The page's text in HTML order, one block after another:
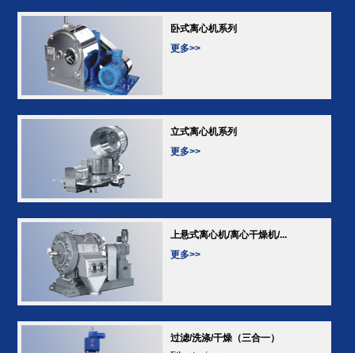
卧式离心机系列
更多>>
立式离心机系列
更多>>
上悬式离心机/离心干燥机/...
更多>>
过滤/洗涤/干燥（三合一）